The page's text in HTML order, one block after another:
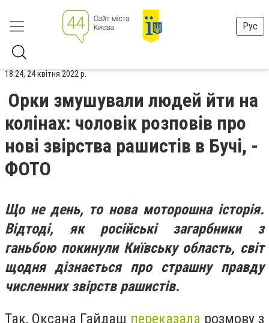
Рус
18:24, 24 квітня 2022 р.
Орки змушували людей йти на
колінах: чоловік розповів про
нові звірства рашистів в Бучі, -
ФОТО
Що не день, то нова моторошна історія.
Відтоді, як російські загарбники з
ганьбою покинули Київську область, світ
щодня дізнається про страшну правду
численних звірств рашистів.
Так, Оксана Гайдаш переказала розмову з